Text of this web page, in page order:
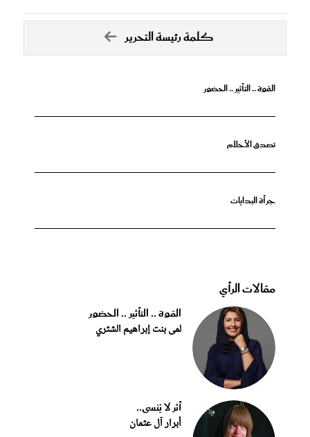
كلمة رئيسة التحرير
القوة .. التأثير .. الحضور
تصدق الأحلام
جرأة البدايات
مقالات الرأي
القوة .. التأثير .. الحضور
لمى بنت إبراهيم الشثري
أثر لا يُنسى..
أبرار آل عثمان